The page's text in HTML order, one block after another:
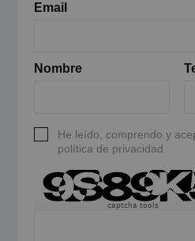
Email
Nombre
He leído, comprendo y
política de privacidad
captcha tools